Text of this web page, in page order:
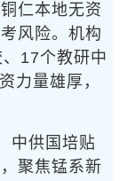
仁本地无资
风险。机构
17个教研中
力量雄厚，
中供国培贴
聚焦锰系新